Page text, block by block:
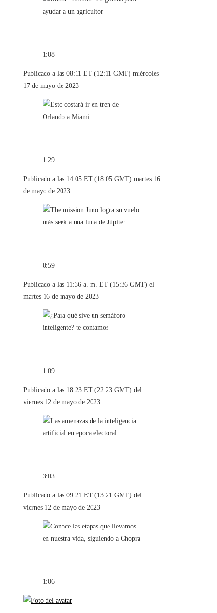
1:08
Publicado a las 08:11 ET (12:11 GMT) miércoles
17 de mayo de 2023
1:29
Publicado a las 14:05 ET (18:05 GMT) martes 16
de mayo de 2023
0:59
Publicado a las 11:36 a. m. ET (15:36 GMT) el
martes 16 de mayo de 2023
1:09
Publicado a las 18:23 ET (22:23 GMT) del
viernes 12 de mayo de 2023
3:03
Publicado a las 09:21 ET (13:21 GMT) del
viernes 12 de mayo de 2023
1:06